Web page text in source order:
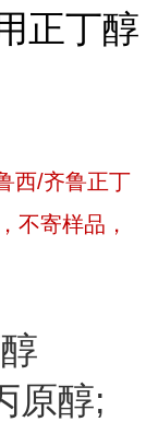
正丁醇
西/齐鲁正丁
不寄样品，
原醇;